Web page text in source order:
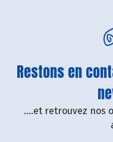
Restons en
....et retrouvez nos